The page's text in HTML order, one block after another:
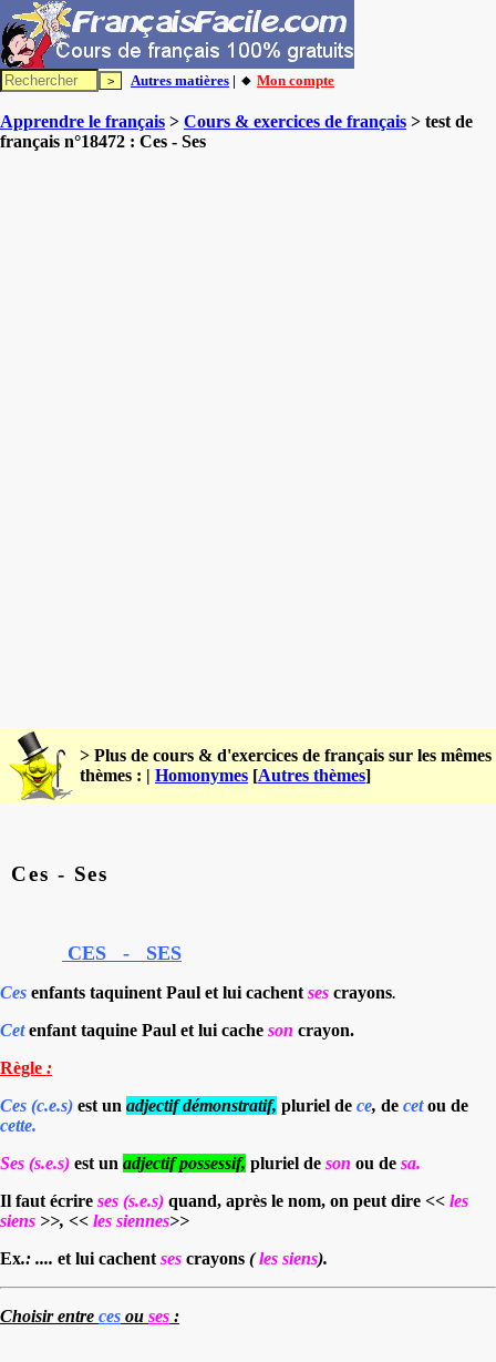
Autres matières | 🔸 Mon compte
Apprendre le français > Cours & exercices de français > test de
français n°18472 : Ces - Ses
> Plus de cours & d'exercices de français sur les mêmes
thèmes : | Homonymes [Autres thèmes]
Ces - Ses
CES - SES
Ces enfants taquinent Paul et lui cachent ses crayons.
Cet enfant taquine Paul et lui cache son crayon.
Règle :
Ces (c.e.s) est un adjectif démonstratif, pluriel de ce, de cetou de
cette.
Ses (s.e.s) est un adjectif possessif, pluriel de son ou de sa.
Il faut écrire ses (s.e.s) quand, après le nom, on peut dire << les
siens >>, << les siennes>>
Ex.: .... et lui cachent ses crayons (les siens).
Choisir entre ces ou ses :